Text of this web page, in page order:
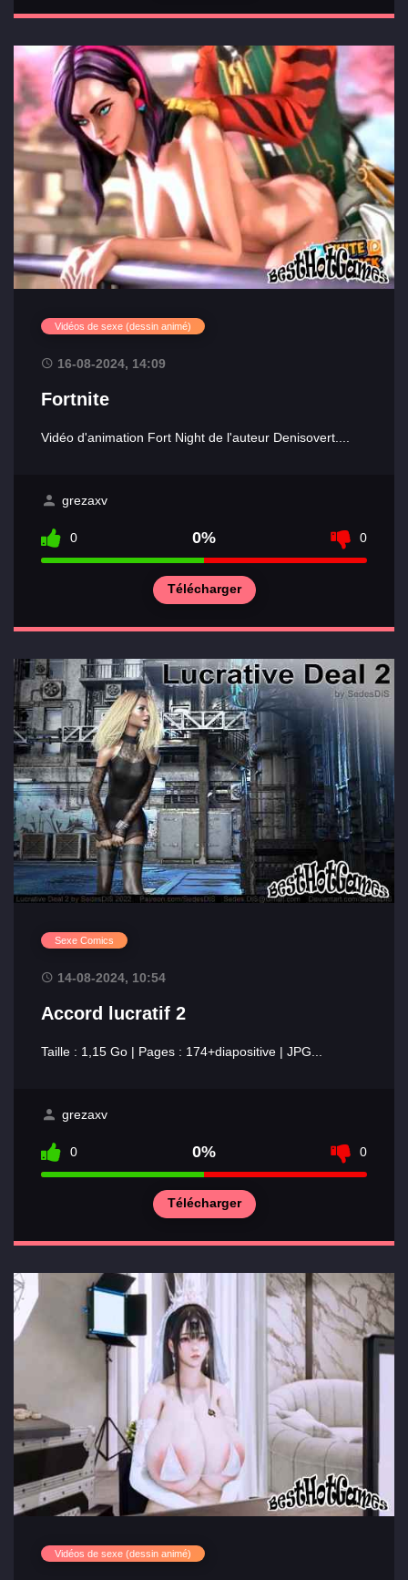
Vidéos de sexe (dessin animé)
16-08-2024, 14:09
Fortnite
Vidéo d'animation Fort Night de l'auteur Denisovert....
grezaxv
0 0% 0
Télécharger
Sexe Comics
14-08-2024, 10:54
Accord lucratif 2
Taille : 1,15 Go | Pages : 174+diapositive | JPG...
grezaxv
0 0% 0
Télécharger
Vidéos de sexe (dessin animé)